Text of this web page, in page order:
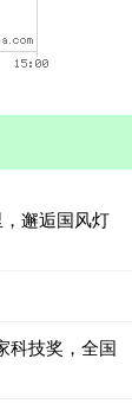
邂逅国风灯
科技奖，全国